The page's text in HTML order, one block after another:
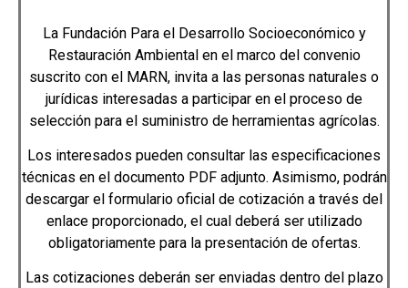
La Fundación Para el Desarrollo Socioeconómico y
Restauración Ambiental en el marco del convenio
suscrito con el MARN, invita a las personas naturales o
jurídicas interesadas a participar en el proceso de
selección para el suministro de herramientas agrícolas.
Los interesados pueden consultar las especificaciones
técnicas en el documento PDF adjunto. Asimismo, podrán
descargar el formulario oficial de cotización a través del
enlace proporcionado, el cual deberá ser utilizado
obligatoriamente para la presentación de ofertas.
Las cotizaciones deberán ser enviadas dentro del plazo